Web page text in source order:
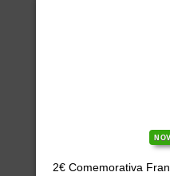
2€ Comemorativa